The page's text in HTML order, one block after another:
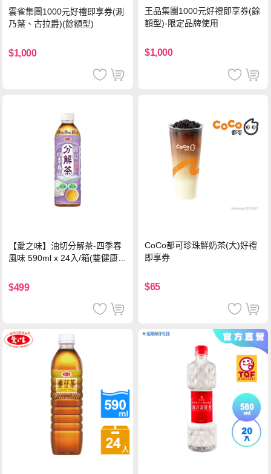
雲雀集團1000元好禮即享券(涮
乃葉、古拉爵)(餘額型)
$1,000
王品集團1000元好禮即享券(餘
額型)-限定品牌使用
$1,000
【愛之味】油切分解茶-四季春
風味 590ml x 24入/箱(雙健康認
$499
CoCo都可珍珠鮮奶茶(大)好禮
即享券
$65